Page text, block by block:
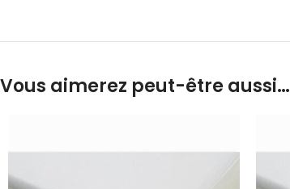
Vous aimerez peut-être aussi…